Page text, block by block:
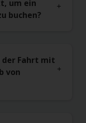
um ein
buchen?
der Fahrt mit
von